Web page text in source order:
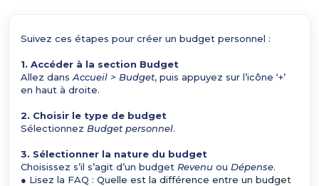
Suivez ces étapes pour créer un budget personnel :
1. Accéder à la section Budget
Allez dans Accueil > Budget, puis appuyez sur l’icône ‘+’
en haut à droite.
2. Choisir le type de budget
Sélectionnez Budget personnel.
3. Sélectionner la nature du budget
Choisissez s’il s’agit d’un budget Revenu ou Dépense.
● Lisez la FAQ : Quelle est la différence entre un budget